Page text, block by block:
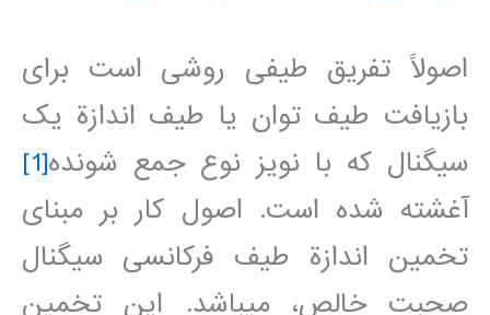
اصولاً تفريق طيفی روشی است برای
بازيافت طيف توان يا طيف اندازة يک
سيگنال که با نويز نوع جمع شونده[1]
آغشته شده است. اصول کار بر مبنای
تخمين اندازة طيف فرکانسی سيگنال
صحبت خالص، مي‎باشد. اين تخمين